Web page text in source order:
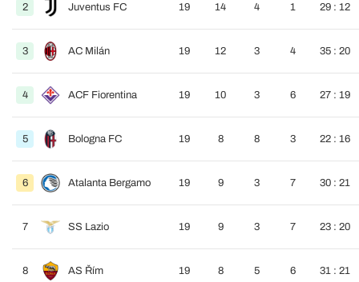
2 Juventus FC 19 14 4 1 29 : 12
3 AC Milán 19 12 3 4 35 : 20
4 ACF Fiorentina 19 10 3 6 27 : 19
5 Bologna FC 19 8 8 3 22 : 16
6 Atalanta Bergamo 19 9 3 7 30 : 21
7 SS Lazio 19 9 3 7 23 : 20
8 AS Řím 19 8 5 6 31 : 21